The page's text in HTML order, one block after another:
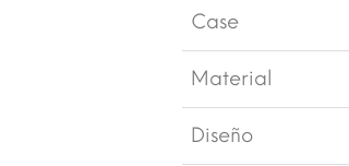
Case
Material
Diseño